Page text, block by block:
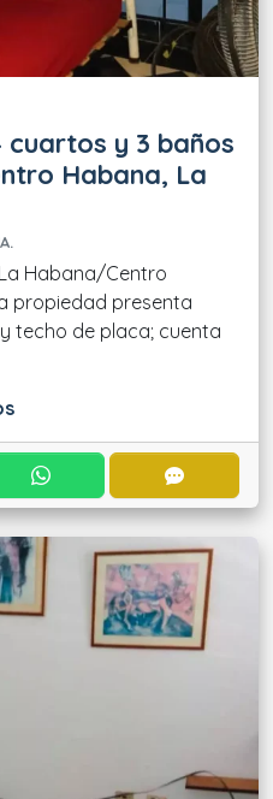
y 3 baños
Habana, La
Habana/Centro
propiedad presenta
techo de placa; cuenta
CONTACTAR POR